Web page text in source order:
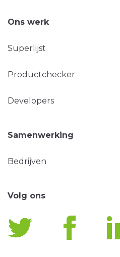
Ons werk
Superlijst
Productchecker
Developers
Samenwerking
Bedrijven
Volg ons